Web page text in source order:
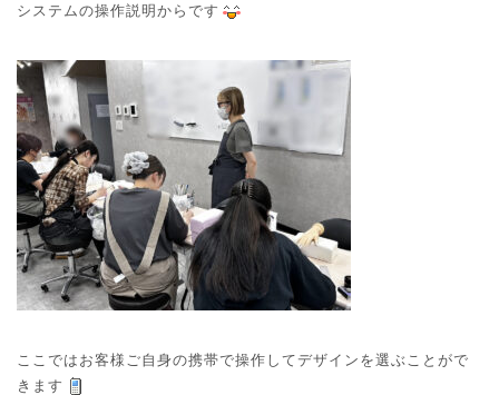
システムの操作説明からです
ここではお客様ご自身の携帯で操作してデザインを選ぶことがで
きます